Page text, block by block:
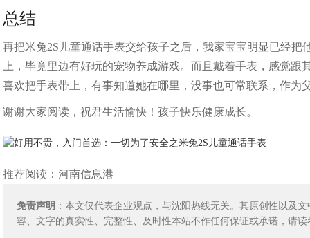
总结
再把米兔2S儿童通话手表交给孩子之后，我家宝宝明显已经
上，毕竟里边有好玩的宠物养成游戏。而且戴着手表，感觉
喜欢把手表带上，有事知道她在哪里，没事也可常联系，作为
谢谢大家阅读，祝君生活愉快！孩子快乐健康成长。
推荐阅读：河南信息港
免责声明 ：本文仅代表企业观点，与沈阳热线无关。其原创性以及
容、文字的真实性、完整性、及时性本站不作任何保证或承诺，请